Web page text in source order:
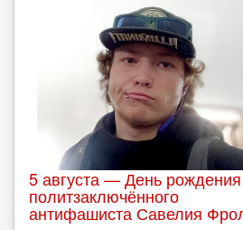
5 августа — День рождения
политзаключённого
антифашиста Савелия